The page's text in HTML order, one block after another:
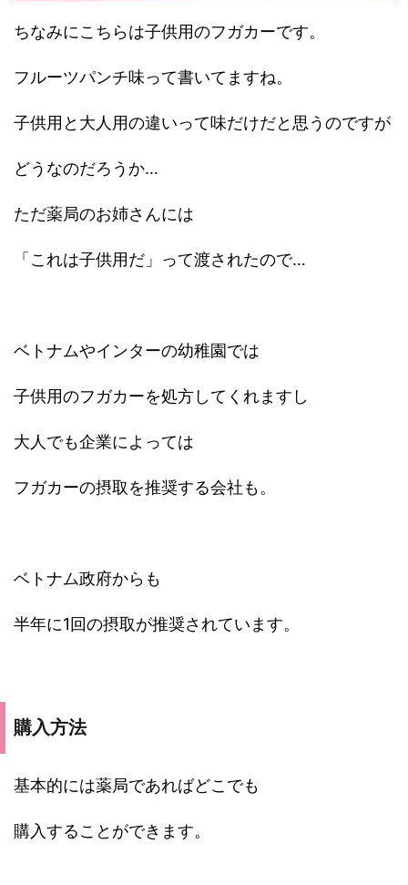
ちなみにこちらは子供用のフガカーです。
フルーツパンチ味って書いてますね。
子供用と大人用の違いって味だけだと思うのですが
どうなのだろうか…
ただ薬局のお姉さんには
「これは子供用だ」って渡されたので…
ベトナムやインターの幼稚園では
子供用のフガカーを処方してくれますし
大人でも企業によっては
フガカーの摂取を推奨する会社も。
ベトナム政府からも
半年に1回の摂取が推奨されています。
購入方法
基本的には薬局であればどこでも
購入することができます。